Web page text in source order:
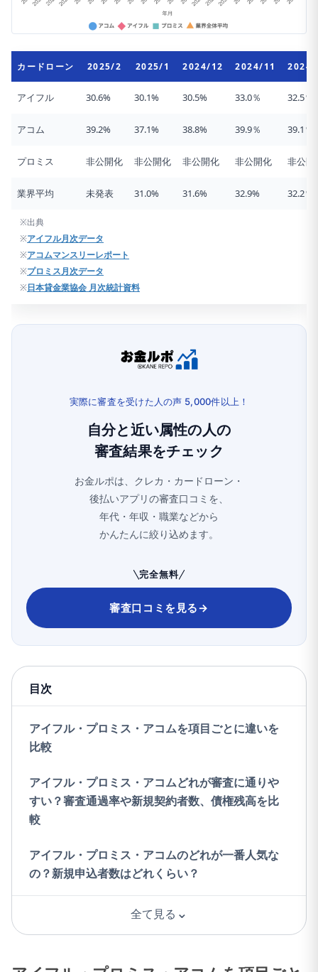
カードローン 2025/2 2025/1 2024/12 2024/11 2024/
アイフル 30.6% 30.1% 30.5% 33.0％ 32.5％
アコム 39.2% 37.1% 38.8% 39.9％ 39.1％
プロミス 非公開化 非公開化 非公開化 非公開化 非公開
業界平均 未発表 31.0% 31.6% 32.9% 32.2％
※出典
※アイフル月次データ
※アコムマンスリーレポート
※プロミス月次データ
※日本貸金業協会 月次統計資料
実際に審査を受けた人の声 5,000件以上！
自分と近い属性の人の
審査結果をチェック
お金ルポは、クレカ・カードローン・
後払いアプリの審査口コミを、
年代・年収・職業などから
かんたんに絞り込めます。
完全無料
審査口コミを見る→
目次
アイフル・プロミス・アコムを項目ごとに違いを
比較
アイフル・プロミス・アコムどれが審査に通りや
すい？審査通過率や新規契約者数、債権残高を比
較
アイフル・プロミス・アコムのどれが一番人気な
の？新規申込者数はどれくらい？
全て見る ⌄